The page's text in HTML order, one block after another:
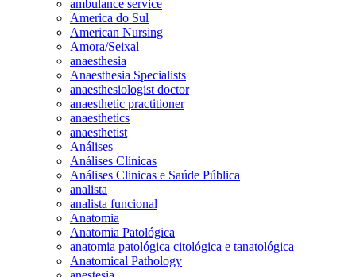
ambulance service
America do Sul
American Nursing
Amora/Seixal
anaesthesia
Anaesthesia Specialists
anaesthesiologist doctor
anaesthetic practitioner
anaesthetics
anaesthetist
Análises
Análises Clínicas
Análises Clinicas e Saúde Pública
analista
analista funcional
Anatomia
Anatomia Patológica
anatomia patológica citológica e tanatológica
Anatomical Pathology